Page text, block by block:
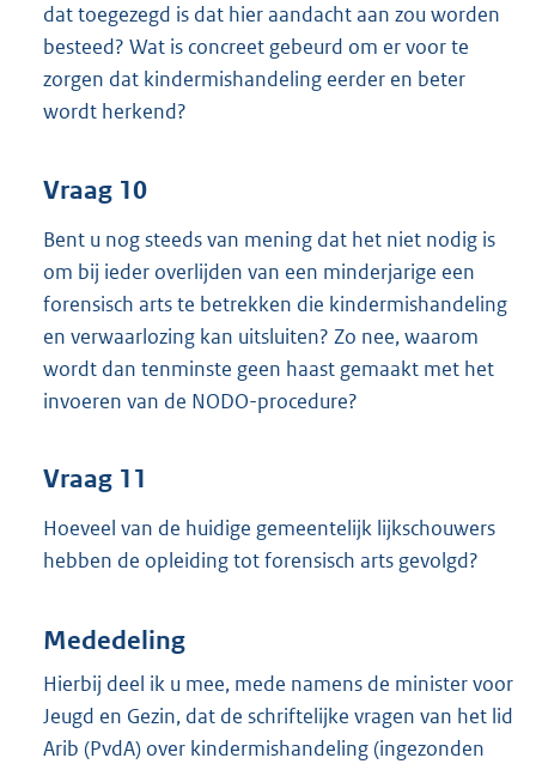
dat toegezegd is dat hier aandacht aan zou worden
besteed? Wat is concreet gebeurd om er voor te
zorgen dat kindermishandeling eerder en beter
wordt herkend?
Vraag 10
Bent u nog steeds van mening dat het niet nodig is
om bij ieder overlijden van een minderjarige een
forensisch arts te betrekken die kindermishandeling
en verwaarlozing kan uitsluiten? Zo nee, waarom
wordt dan tenminste geen haast gemaakt met het
invoeren van de NODO-procedure?
Vraag 11
Hoeveel van de huidige gemeentelijk lijkschouwers
hebben de opleiding tot forensisch arts gevolgd?
Mededeling
Hierbij deel ik u mee, mede namens de minister voor
Jeugd en Gezin, dat de schriftelijke vragen van het lid
Arib (PvdA) over kindermishandeling (ingezonden